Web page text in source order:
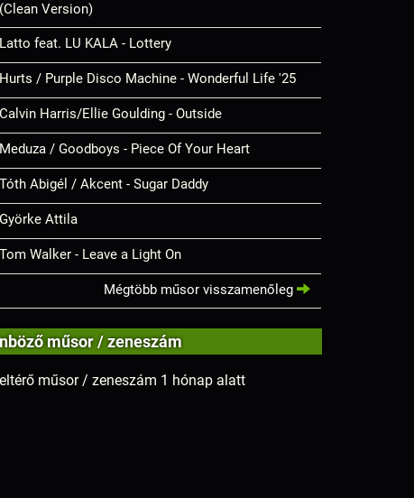
(Clean Version)
Latto feat. LU KALA - Lottery
Hurts / Purple Disco Machine - Wonderful Life '25
Calvin Harris/Ellie Goulding - Outside
Meduza / Goodboys - Piece Of Your Heart
Tóth Abigél / Akcent - Sugar Daddy
Györke Attila
Tom Walker - Leave a Light On
Mégtöbb műsor visszamenőleg
műsor / zeneszám
eltérő műsor / zeneszám 1 hónap alatt